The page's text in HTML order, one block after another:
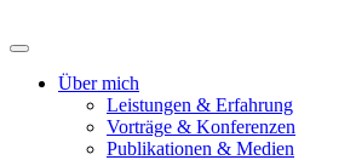
Über mich
Leistungen & Erfahrung
Vorträge & Konferenzen
Publikationen & Medien